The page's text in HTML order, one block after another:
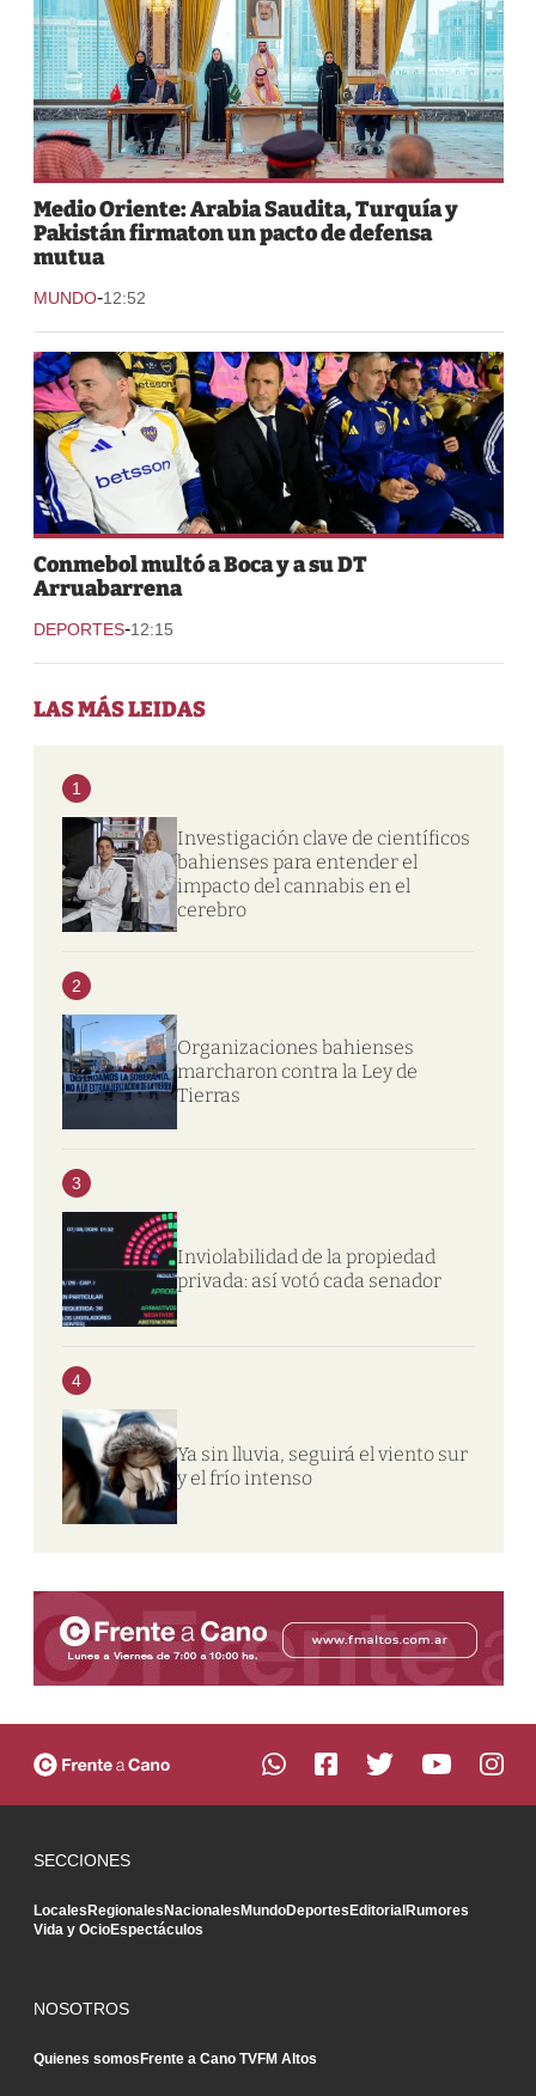
Medio Oriente: Arabia Saudita, Turquía y
Pakistán firmaton un pacto de defensa
mutua
MUNDO-12:52
Conmebol multó a Boca y a su DT
Arruabarrena
DEPORTES-12:15
LAS MÁS LEIDAS
1
Investigación clave de científicos
bahienses para entender el
impacto del cannabis en el
cerebro
2
Organizaciones bahienses
marcharon contra la Ley de
Tierras
3
Inviolabilidad de la propiedad
privada: así votó cada senador
4
Ya sin lluvia, seguirá el viento sur
y el frío intenso
SECCIONES
LocalesRegionalesNacionalesMundoDeportesEditorialRumores
Vida y OcioEspectáculos
NOSOTROS
Quienes somosFrente a Cano TVFM Altos